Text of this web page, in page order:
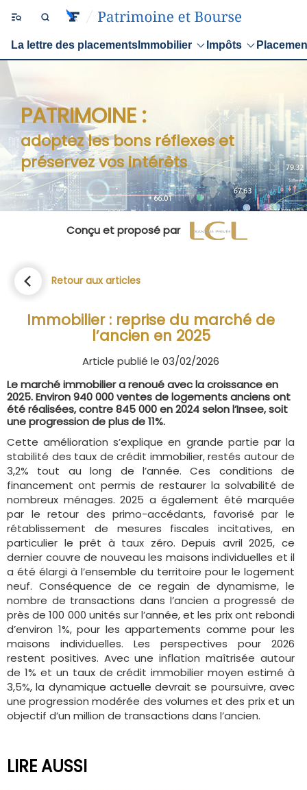
La lettre des placements Immobilier Impôts
PATRIMOINE :
adoptez les bons réflexes et
préservez vos intérêts
Conçu et proposé par
Retour aux articles
Immobilier : reprise du marché de
l’ancien en 2025
Article publié le 03/02/2026
Le marché immobilier a renoué avec la croissance en
2025. Environ 940 000 ventes de logements anciens ont
été réalisées, contre 845 000 en 2024 selon l’Insee, soit
une progression de plus de 11%.
Cette amélioration s’explique en grande partie par la
stabilité des taux de crédit immobilier, restés autour de
3,2% tout au long de l’année. Ces conditions de
financement ont permis de restaurer la solvabilité de
nombreux ménages. 2025 a également été marquée
par le retour des primo-accédants, favorisé par le
rétablissement de mesures fiscales incitatives, en
particulier le prêt à taux zéro. Depuis avril 2025, ce
dernier couvre de nouveau les maisons individuelles et il
a été élargi à l’ensemble du territoire pour le logement
neuf. Conséquence de ce regain de dynamisme, le
nombre de transactions dans l’ancien a progressé de
près de 100 000 unités sur l’année, et les prix ont rebondi
d’environ 1%, pour les appartements comme pour les
maisons individuelles. Les perspectives pour 2026
restent positives. Avec une inflation maîtrisée autour
de 1% et un taux de crédit immobilier moyen estimé à
3,5%, la dynamique actuelle devrait se poursuivre, avec
une progression modérée des volumes et des prix et un
objectif d’un million de transactions dans l’ancien.
LIRE AUSSI